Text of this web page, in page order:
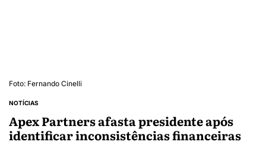
Foto: Fernando Cinelli
NOTÍCIAS
Apex Partners afasta presidente após
identificar inconsistências financeiras